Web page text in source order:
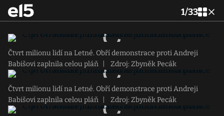
1/33
Čtvrt milionu lidí na Letné. Obří demonstrace proti Andreji
Babišovi zaplnila celou pláň
Zdroj: Zbyněk Pecák
Čtvrt milionu lidí na Letné. Obří demonstrace proti Andreji
Babišovi zaplnila celou pláň
Zdroj: Zbyněk Pecák